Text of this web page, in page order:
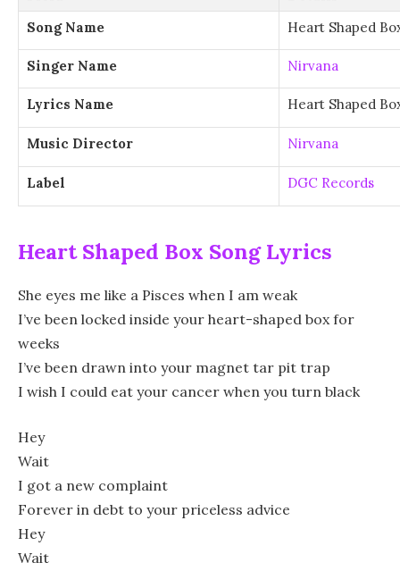
Song Name
Heart Shaped
Singer Name Nirvana
Lyrics Name Heart Shaped
Music Director Nirvana
Label DGC Records
Heart Shaped Box Song Lyrics
She eyes me like a Pisces when I am weak
I’ve been locked inside your heart-shaped box for
weeks
I’ve been drawn into your magnet tar pit trap
I wish I could eat your cancer when you turn black
Hey
Wait
I got a new complaint
Forever in debt to your priceless advice
Hey
Wait